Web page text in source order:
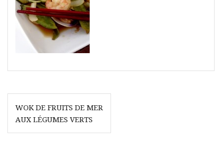
Navigation
de
l’article
WOK DE FRUITS DE MER
AUX LÉGUMES VERTS